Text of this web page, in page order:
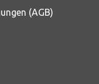
(AGB)